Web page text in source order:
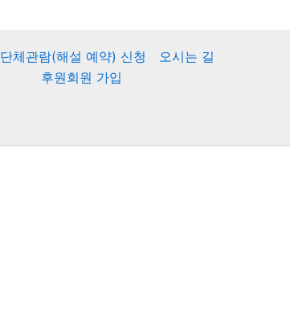
단체관람(해설 예약) 신청
오시는 길
후원회원 가입